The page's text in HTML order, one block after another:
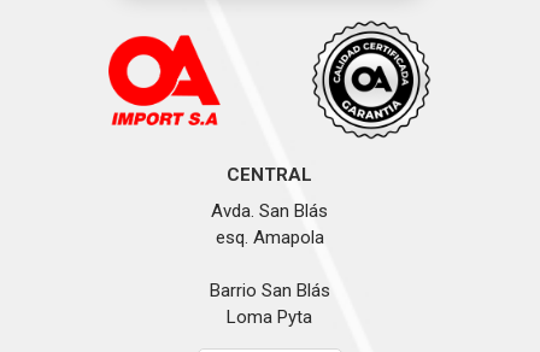
CENTRAL
Avda. San Blás
esq. Amapola
Barrio San Blás
Loma Pyta